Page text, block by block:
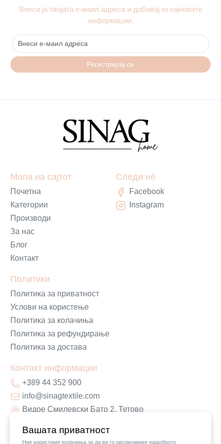
Вашата приватност
Ние користиме колачиња за да ви го овозможиме најдоброто
Внеси ја твојата е-маил адреса и добивај ги најновите
информации.
Регистрирај се
Мапа на сајтот
Почетна
Категории
Производи
За нас
Блог
Контакт
Политики
Политика за приватност
Услови на користење
Политика за колачиња
Политика за рефундирање
Политика за достава
Контакт информации
+389 44 352 900
info@sinagtextile.com
Видое Смилевски Бато 2, Тетово
Следи нè
Facebook
Instagram